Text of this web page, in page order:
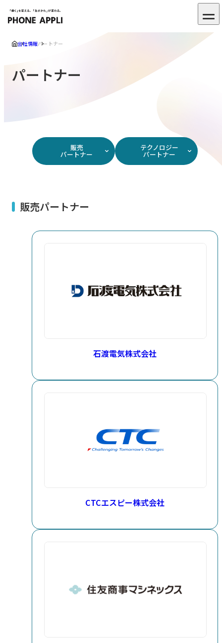
会社情報パートナー
パートナー
販売
パートナー
テクノロジー
パートナー
販売パートナー
石渡電気株式会社
CTCエスピー株式会社